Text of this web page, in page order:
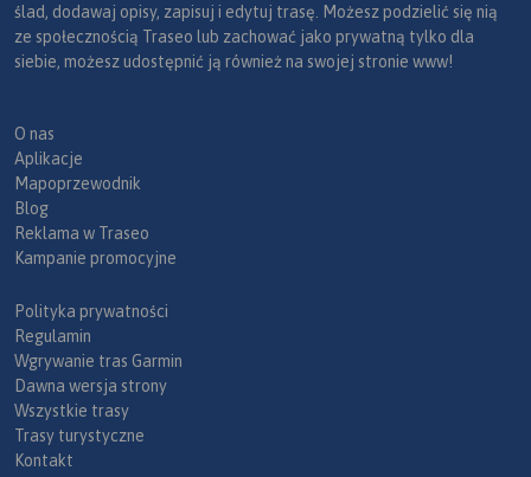
ślad, dodawaj opisy, zapisuj i edytuj trasę. Możesz podzielić się nią
ze społecznością Traseo lub zachować jako prywatną tylko dla
siebie, możesz udostępnić ją również na swojej stronie www!
O nas
Aplikacje
Mapoprzewodnik
Blog
Reklama w Traseo
Kampanie promocyjne
Polityka prywatności
Regulamin
Wgrywanie tras Garmin
Dawna wersja strony
Wszystkie trasy
Trasy turystyczne
Kontakt